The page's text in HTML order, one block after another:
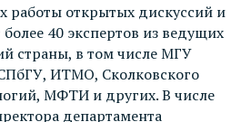
работы открытых дискуссий и
40 экспертов из ведущих
страны, в том числе МГУ
ИТМО, Сколковского
МФТИ и других. В числе
департамента